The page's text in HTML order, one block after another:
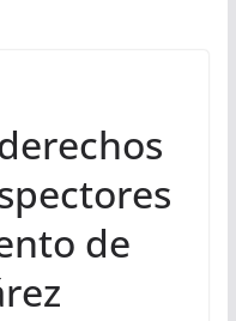
de